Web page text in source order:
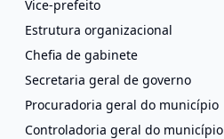
Vice-prefeito
Estrutura organizacional
Chefia de gabinete
Secretaria geral de governo
Procuradoria geral do município
Controladoria geral do município